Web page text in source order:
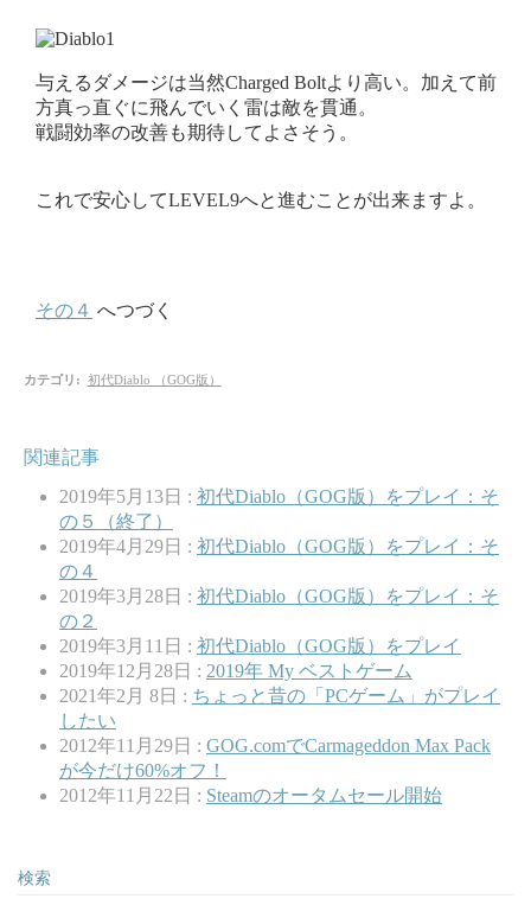
与えるダメージは当然Charged Boltより高い。加えて前
方真っ直ぐに飛んでいく雷は敵を貫通。
戦闘効率の改善も期待してよさそう。
これで安心してLEVEL9へと進むことが出来ますよ。
その４ へつづく
カテゴリ : 初代Diablo （GOG版）
関連記事
2019年5月13日 : 初代Diablo（GOG版）をプレイ：そ
の５（終了）
2019年4月29日 : 初代Diablo（GOG版）をプレイ：そ
の４
2019年3月28日 : 初代Diablo（GOG版）をプレイ：そ
の２
2019年3月11日 : 初代Diablo（GOG版）をプレイ
2019年12月28日 : 2019年 My ベストゲーム
2021年2月 8日 : ちょっと昔の「PCゲーム」がプレイ
したい
2012年11月29日 : GOG.comでCarmageddon Max Pack
が今だけ60%オフ！
2012年11月22日 : Steamのオータムセール開始
検索